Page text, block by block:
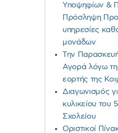
Υποψηφίων &
Πρόσληψη
υπηρεσίες
μονάδων
Την
Αγορά λόγω
εορτής της
Διαγωνισμός
κυλικείου του
Σχολείου
Οριστικοί